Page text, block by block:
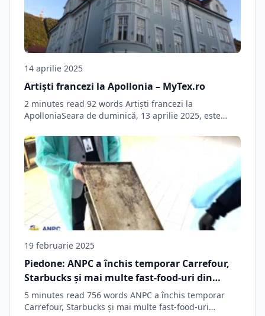
14 aprilie 2025
Artiști francezi la Apollonia – MyTex.ro
2 minutes read 92 words Artiști francezi la
ApolloniaSeara de duminică, 13 aprilie 2025, este…
19 februarie 2025
Piedone: ANPC a închis temporar Carrefour,
Starbucks și mai multe fast-food-uri din
Băneasa Shopping City / Amenzi de peste
500.000 de lei… (video)
5 minutes read 756 words ANPC a închis temporar
Carrefour, Starbucks și mai multe fast-food-uri…